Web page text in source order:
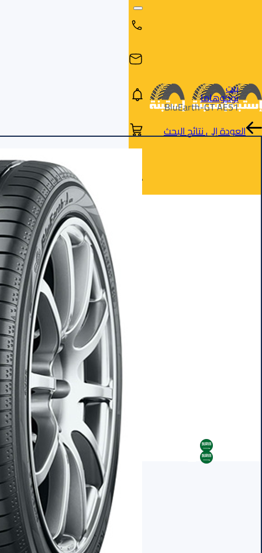
بيت
يوكوهاما
BluEarth-GT AE51
العودة إلى نتائج البحث